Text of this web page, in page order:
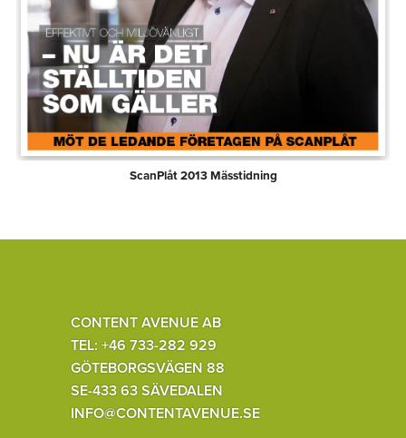
ScanPlåt 2013 Mässtidning
CONTENT AVENUE AB
TEL: +46 733-282 929
GÖTEBORGSVÄGEN 88
SE-433 63 SÄVEDALEN
INFO@CONTENTAVENUE.SE